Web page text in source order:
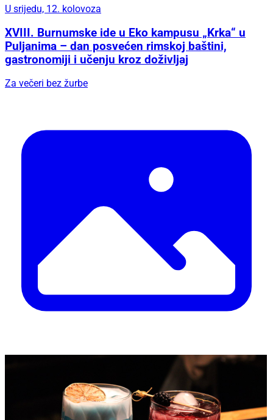
U srijedu, 12. kolovoza
XVIII. Burnumske ide u Eko kampusu „Krka“ u
Puljanima – dan posvećen rimskoj baštini,
gastronomiji i učenju kroz doživljaj
Za večeri bez žurbe